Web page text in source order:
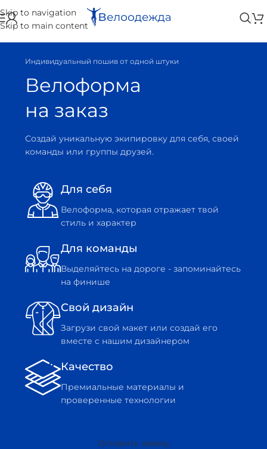
Skip to navigation
Skip to main content
Индивидуальный пошив от одной штуки
Велоформа
на заказ
Создай уникальную экипировку для себя, своей
команды или группы друзей.
Для себя
Велоформа, которая отражает твой
стиль и характер
Для команды
Выделяйтесь на дороге - запоминайтесь
на финише
Свой дизайн
Загрузи свой макет или создай его
вместе с нашим дизайнером
Качество
Премиальные материалы и
проверенные технологии
Оставить заявку